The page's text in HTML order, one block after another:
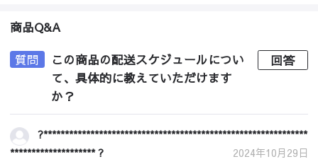
商品Q&A
質問
この商品の配送スケジュールについ
て、具体的に教えていただけます
か？
回答
?**************************************************************
******************** ?
2024年10月29日